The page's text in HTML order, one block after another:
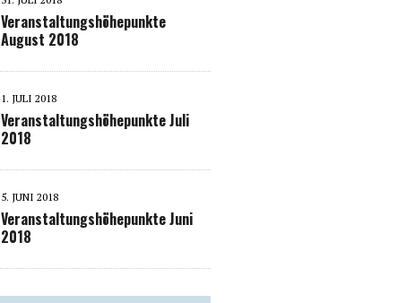
Veranstaltungshöhepunkte
August 2018
1. JULI 2018
Veranstaltungshöhepunkte Juli
2018
5. JUNI 2018
Veranstaltungshöhepunkte Juni
2018